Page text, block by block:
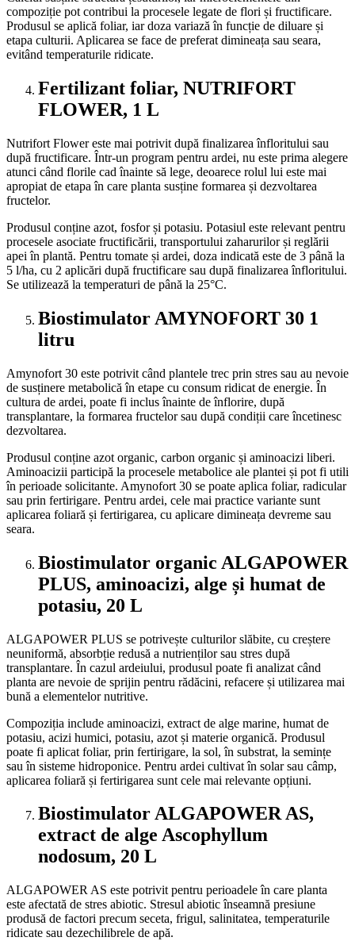
compoziție pot contribui la procesele legate de flori și fructificare.
Produsul se aplică foliar, iar doza variază în funcție de diluare și
etapa culturii. Aplicarea se face de preferat dimineața sau seara,
evitând temperaturile ridicate.
Fertilizant foliar, NUTRIFORT
FLOWER, 1 L
Nutrifort Flower este mai potrivit după finalizarea înfloritului sau
după fructificare. Într-un program pentru ardei, nu este prima alegere
atunci când florile cad înainte să lege, deoarece rolul lui este mai
apropiat de etapa în care planta susține formarea și dezvoltarea
fructelor.
Produsul conține azot, fosfor și potasiu. Potasiul este relevant pentru
procesele asociate fructificării, transportului zaharurilor și reglării
apei în plantă. Pentru tomate și ardei, doza indicată este de 3 până la
5 l/ha, cu 2 aplicări după fructificare sau după finalizarea înfloritului.
Se utilizează la temperaturi de până la 25°C.
Biostimulator AMYNOFORT 30 1
litru
Amynofort 30 este potrivit când plantele trec prin stres sau au nevoie
de susținere metabolică în etape cu consum ridicat de energie. În
cultura de ardei, poate fi inclus înainte de înflorire, după
transplantare, la formarea fructelor sau după condiții care încetinesc
dezvoltarea.
Produsul conține azot organic, carbon organic și aminoacizi liberi.
Aminoacizii participă la procesele metabolice ale plantei și pot fi utili
în perioade solicitante. Amynofort 30 se poate aplica foliar, radicular
sau prin fertirigare. Pentru ardei, cele mai practice variante sunt
aplicarea foliară și fertirigarea, cu aplicare dimineața devreme sau
seara.
Biostimulator organic ALGAPOWER
PLUS, aminoacizi, alge și humat de
potasiu, 20 L
ALGAPOWER PLUS se potrivește culturilor slăbite, cu creștere
neuniformă, absorbție redusă a nutrienților sau stres după
transplantare. În cazul ardeiului, produsul poate fi analizat când
planta are nevoie de sprijin pentru rădăcini, refacere și utilizarea mai
bună a elementelor nutritive.
Compoziția include aminoacizi, extract de alge marine, humat de
potasiu, acizi humici, potasiu, azot și materie organică. Produsul
poate fi aplicat foliar, prin fertirigare, la sol, în substrat, la semințe
sau în sisteme hidroponice. Pentru ardei cultivat în solar sau câmp,
aplicarea foliară și fertirigarea sunt cele mai relevante opțiuni.
Biostimulator ALGAPOWER AS,
extract de alge Ascophyllum
nodosum, 20 L
ALGAPOWER AS este potrivit pentru perioadele în care planta
este afectată de stres abiotic. Stresul abiotic înseamnă presiune
produsă de factori precum seceta, frigul, salinitatea, temperaturile
ridicate sau dezechilibrele de apă.